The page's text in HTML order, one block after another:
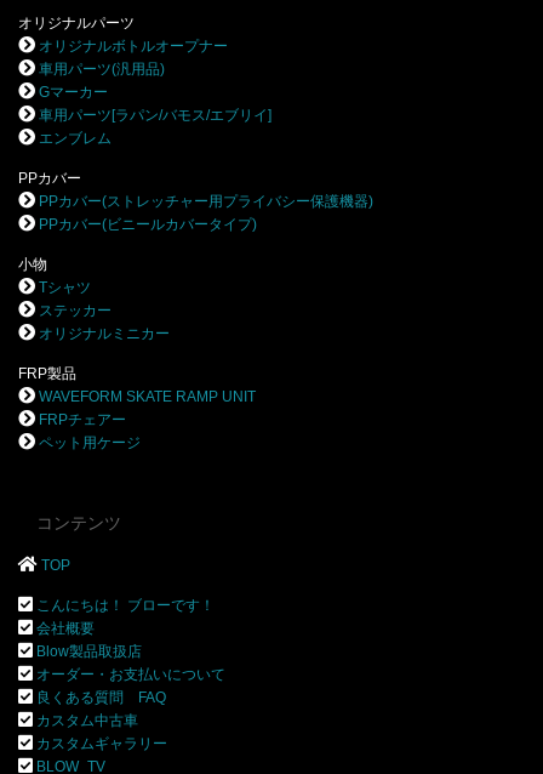
オリジナルパーツ
オリジナルボトルオープナー
車用パーツ(汎用品)
Gマーカー
車用パーツ[ラパン/バモス/エブリイ]
エンブレム
PPカバー
PPカバー(ストレッチャー用プライバシー保護機器)
PPカバー(ビニールカバータイプ)
小物
Tシャツ
ステッカー
オリジナルミニカー
FRP製品
WAVEFORM SKATE RAMP UNIT
FRPチェアー
ペット用ケージ
コンテンツ
TOP
こんにちは！ ブローです！
会社概要
Blow製品取扱店
オーダー・お支払いについて
良くある質問 FAQ
カスタム中古車
カスタムギャラリー
BLOW_TV